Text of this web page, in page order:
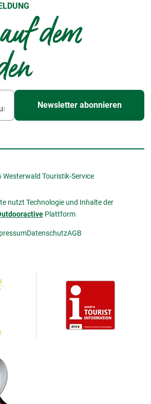
dem
Newsletter abonnieren
Touristik-Service
nutzt Technologie und Inhalte der
Plattform
DatenschutzAGB